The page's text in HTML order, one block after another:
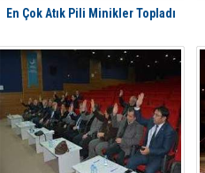
En Çok Atık Pili Minikler Topladı